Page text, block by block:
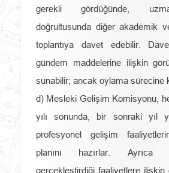
gerekli gördüğünde,
doğrultusunda diğer akademik
toplantıya davet edebilir.
gündem maddelerine ilişkin
sunabilir; ancak oylama sürecine
d) Mesleki Gelişim Komisyonu,
yılı sonunda, bir sonraki yıl
profesyonel gelişim
planını hazırlar. Ayrıca
gerçekleştirdiği faaliyetlere ilişkin